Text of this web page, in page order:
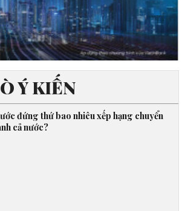
Ý KIẾN
đứng thứ bao nhiêu xếp hạng chuyển
cả nước?